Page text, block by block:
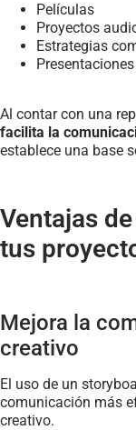
Películas
Proyectos
Estrategias
Al contar con una
facilita la
establece una base
Ventajas
tus
Mejora la
creativo
El uso de un
comunicación más
creativo.